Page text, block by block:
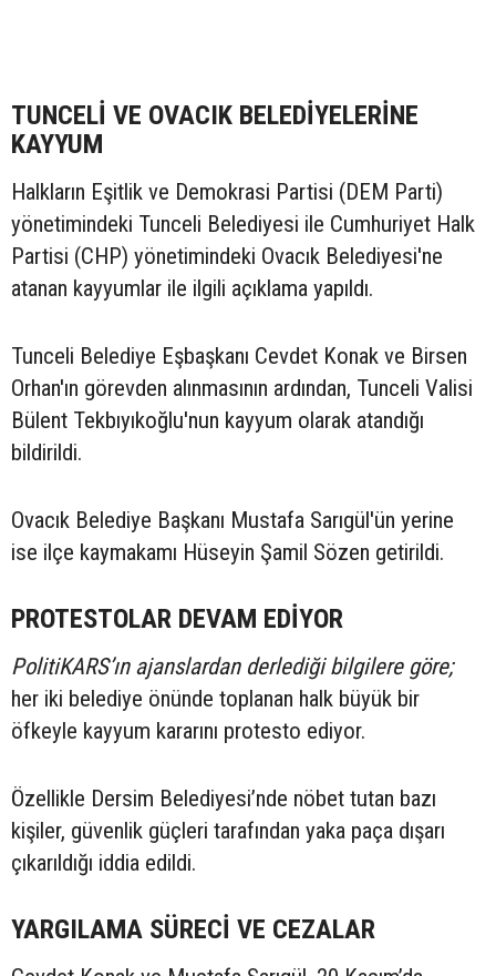
TUNCELİ VE OVACIK BELEDİYELERİNE
KAYYUM
Halkların Eşitlik ve Demokrasi Partisi (DEM Parti)
yönetimindeki Tunceli Belediyesi ile Cumhuriyet Halk
Partisi (CHP) yönetimindeki Ovacık Belediyesi'ne
atanan kayyumlar ile ilgili açıklama yapıldı.
Tunceli Belediye Eşbaşkanı Cevdet Konak ve Birsen
Orhan'ın görevden alınmasının ardından, Tunceli Valisi
Bülent Tekbıyıkoğlu'nun kayyum olarak atandığı
bildirildi.
Ovacık Belediye Başkanı Mustafa Sarıgül'ün yerine
ise ilçe kaymakamı Hüseyin Şamil Sözen getirildi.
PROTESTOLAR DEVAM EDİYOR
PolitiKARS’ın ajanslardan derlediği bilgilere göre;
her iki belediye önünde toplanan halk büyük bir
öfkeyle kayyum kararını protesto ediyor.
Özellikle Dersim Belediyesi’nde nöbet tutan bazı
kişiler, güvenlik güçleri tarafından yaka paça dışarı
çıkarıldığı iddia edildi.
YARGILAMA SÜRECİ VE CEZALAR